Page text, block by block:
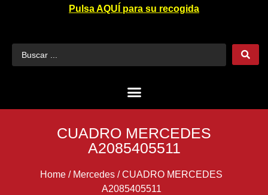
Pulsa AQUÍ para su recogida
CUADRO MERCEDES
A2085405511
Home / Mercedes /CUADRO MERCEDES
A2085405511